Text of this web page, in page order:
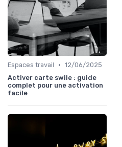
Espaces travail • 12/06/2025
Activer carte swile : guide
complet pour une activation
facile